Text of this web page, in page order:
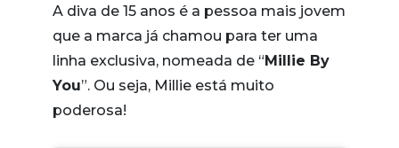
A diva de 15 anos é a pessoa mais jovem
que a marca já chamou para ter uma
linha exclusiva, nomeada de “ Millie By
You”. Ou seja, Millie está muito
poderosa!